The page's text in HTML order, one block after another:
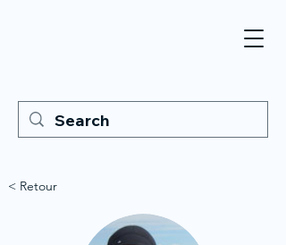
< Retour